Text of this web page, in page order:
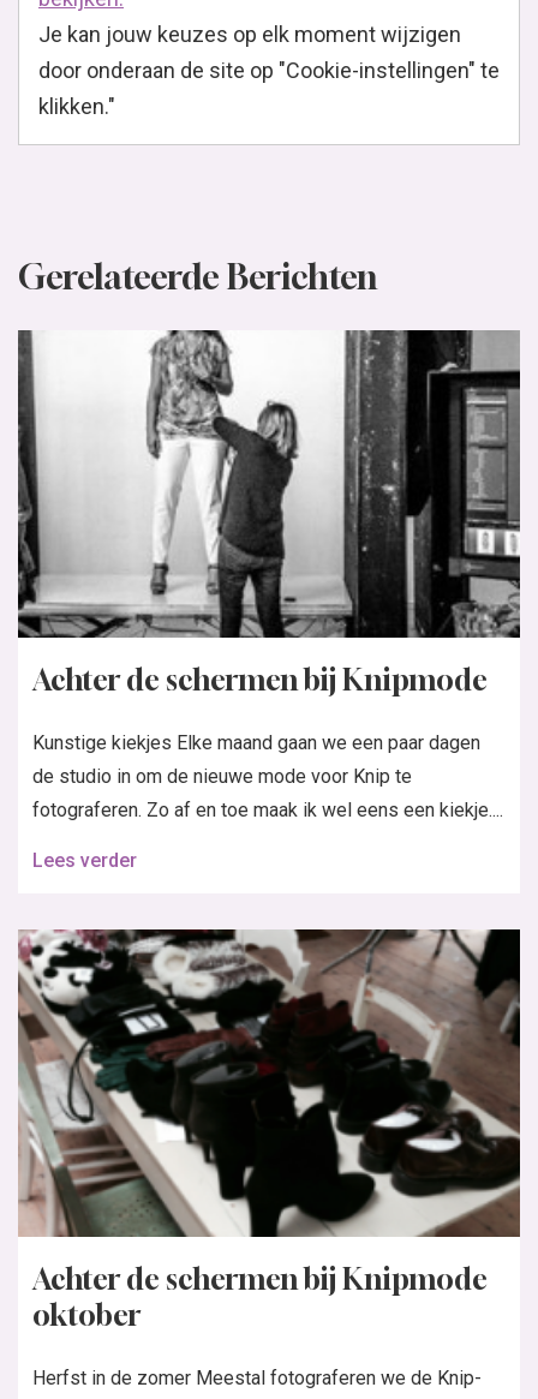
Je kan jouw keuzes op elk moment wijzigen
door onderaan de site op "Cookie-instellingen" te
klikken."
Gerelateerde Berichten
Achter de schermen bij Knipmode
Kunstige kiekjes Elke maand gaan we een paar dagen
de studio in om de nieuwe mode voor Knip te
fotograferen. Zo af en toe maak ik wel eens een kiekje....
Lees verder
Achter de schermen bij Knipmode
oktober
Herfst in de zomer Meestal fotograferen we de Knip-